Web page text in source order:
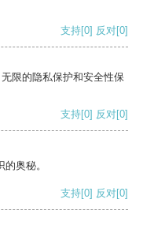
支持[0] 反对[0]
限的隐私保护和安全性保
支持[0] 反对[0]
奥秘。
支持[0] 反对[0]